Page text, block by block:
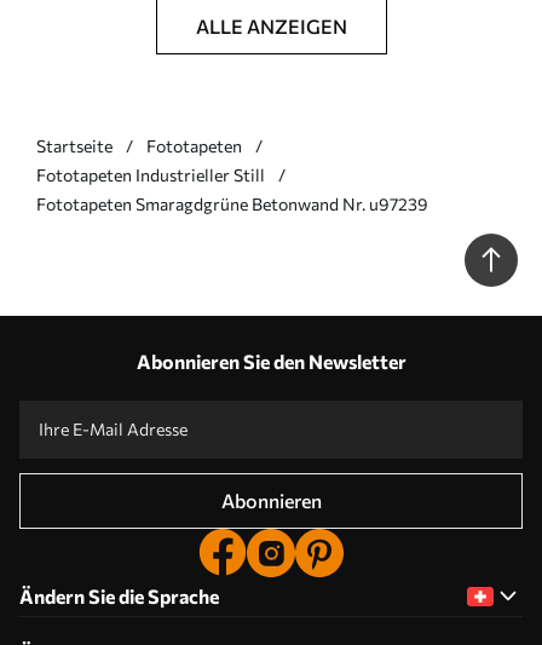
ALLE ANZEIGEN
Startseite
Fototapeten
Fototapeten Industrieller Still
Fototapeten Smaragdgrüne Betonwand Nr. u97239
Abonnieren Sie den Newsletter
Abonnieren
Ändern Sie die Sprache